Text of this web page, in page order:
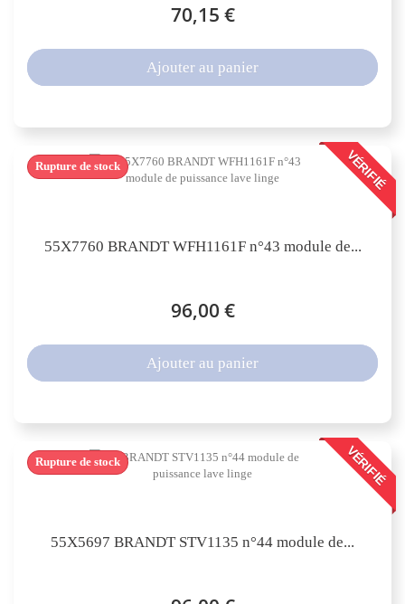
70,15 €
Ajouter au panier
VÉRIFIÉ
55X7760 BRANDT WFH1161F n°43 module de...
96,00 €
Rupture de stock
Ajouter au panier
VÉRIFIÉ
55X5697 BRANDT STV1135 n°44 module de...
Rupture de stock